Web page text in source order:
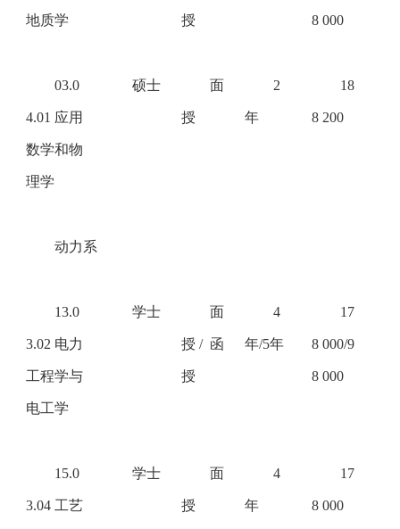
地质学 授 8 000
03.0
4.01 应用
数学和物
理学
硕士 面
授
2
年
18
8 200
动力系
13.0
3.02 电力
工程学与
电工学
学士 面
授 / 函
授
4
年/5年
17
8 000/9
8 000
15.0
3.04 工艺
学士 面
授
4
年
17
8 000